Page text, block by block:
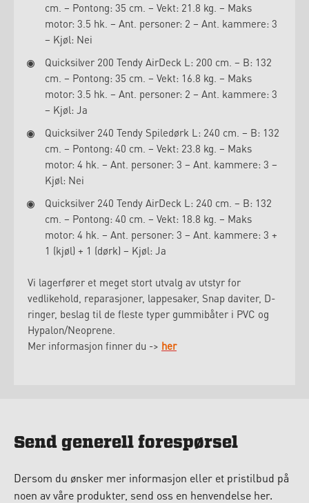
cm. – Pontong: 35 cm. – Vekt: 21.8 kg. – Maks
motor: 3.5 hk. – Ant. personer: 2 – Ant. kammere: 3
– Kjøl: Nei
Quicksilver 200 Tendy AirDeck L: 200 cm. – B: 132
cm. – Pontong: 35 cm. – Vekt: 16.8 kg. – Maks
motor: 3.5 hk. – Ant. personer: 2 – Ant. kammere: 3
– Kjøl: Ja
Quicksilver 240 Tendy Spiledørk L: 240 cm. – B: 132
cm. – Pontong: 40 cm. – Vekt: 23.8 kg. – Maks
motor: 4 hk. – Ant. personer: 3 – Ant. kammere: 3 –
Kjøl: Nei
Quicksilver 240 Tendy AirDeck L: 240 cm. – B: 132
cm. – Pontong: 40 cm. – Vekt: 18.8 kg. – Maks
motor: 4 hk. – Ant. personer: 3 – Ant. kammere: 3 +
1 (kjøl) + 1 (dørk) – Kjøl: Ja
Vi lagerfører et meget stort utvalg av utstyr for
vedlikehold, reparasjoner, lappesaker, Snap daviter, D-
ringer, beslag til de fleste typer gummibåter i PVC og
Hypalon/Neoprene.
Mer informasjon finner du -> her
Send generell forespørsel
Dersom du ønsker mer informasjon eller et pristilbud på
noen av våre produkter, send oss en henvendelse her.